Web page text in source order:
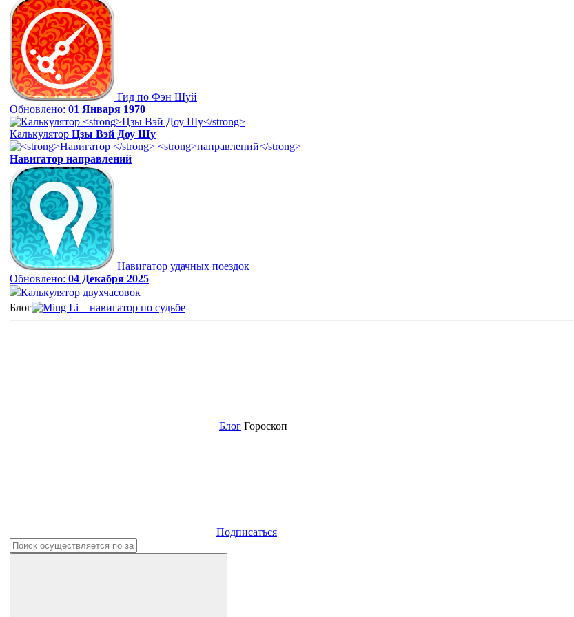
Гид по Фэн Шуй
Обновлено: 01 Января 1970
Калькулятор Цзы Вэй Доу Шу
Навигатор направлений
Навигатор удачных поездок
Обновлено: 04 Декабря 2025
Калькулятор двухчасовок
Блог
Блог Гороскоп
Подписаться